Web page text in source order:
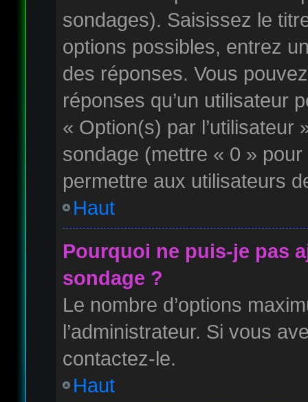
sondages). Saisissez le
options possibles, entrez
des réponses. Vous
réponses qu’un utilisateur
« Option(s) par l’utilisateur
sondage (mettre « 0 »
permettre aux utilisateurs
Haut
Pourquoi ne puis-je pas
sondage ?
Le nombre d’options
l’administrateur. Si vous
contactez-le.
Haut